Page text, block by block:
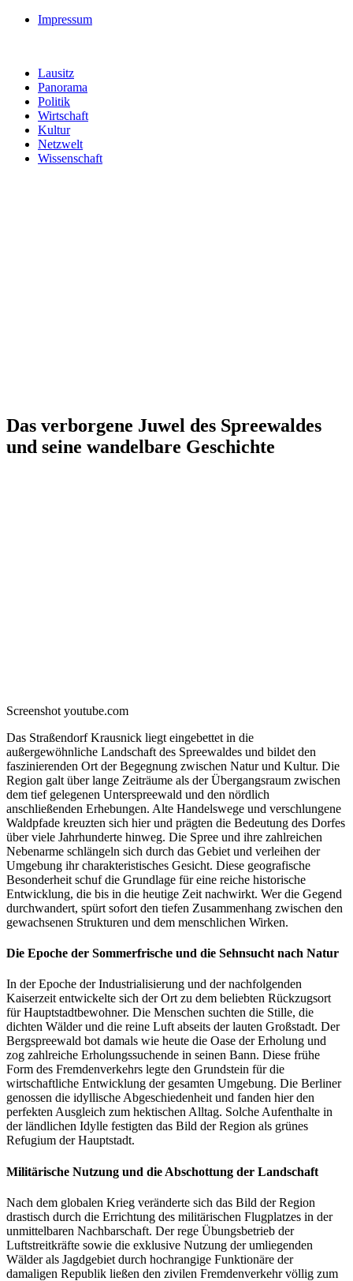
Impressum
Lausitz
Panorama
Politik
Wirtschaft
Kultur
Netzwelt
Wissenschaft
Das verborgene Juwel des Spreewaldes
und seine wandelbare Geschichte
Screenshot youtube.com
Das Straßendorf Krausnick liegt eingebettet in die
außergewöhnliche Landschaft des Spreewaldes und bildet den
faszinierenden Ort der Begegnung zwischen Natur und Kultur. Die
Region galt über lange Zeiträume als der Übergangsraum zwischen
dem tief gelegenen Unterspreewald und den nördlich
anschließenden Erhebungen. Alte Handelswege und verschlungene
Waldpfade kreuzten sich hier und prägten die Bedeutung des Dorfes
über viele Jahrhunderte hinweg. Die Spree und ihre zahlreichen
Nebenarme schlängeln sich durch das Gebiet und verleihen der
Umgebung ihr charakteristisches Gesicht. Diese geografische
Besonderheit schuf die Grundlage für eine reiche historische
Entwicklung, die bis in die heutige Zeit nachwirkt. Wer die Gegend
durchwandert, spürt sofort den tiefen Zusammenhang zwischen den
gewachsenen Strukturen und dem menschlichen Wirken.
Die Epoche der Sommerfrische und die Sehnsucht nach Natur
In der Epoche der Industrialisierung und der nachfolgenden
Kaiserzeit entwickelte sich der Ort zu dem beliebten Rückzugsort
für Hauptstadtbewohner. Die Menschen suchten die Stille, die
dichten Wälder und die reine Luft abseits der lauten Großstadt. Der
Bergspreewald bot damals wie heute die Oase der Erholung und
zog zahlreiche Erholungssuchende in seinen Bann. Diese frühe
Form des Fremdenverkehrs legte den Grundstein für die
wirtschaftliche Entwicklung der gesamten Umgebung. Die Berliner
genossen die idyllische Abgeschiedenheit und fanden hier den
perfekten Ausgleich zum hektischen Alltag. Solche Aufenthalte in
der ländlichen Idylle festigten das Bild der Region als grünes
Refugium der Hauptstadt.
Militärische Nutzung und die Abschottung der Landschaft
Nach dem globalen Krieg veränderte sich das Bild der Region
drastisch durch die Errichtung des militärischen Flugplatzes in der
unmittelbaren Nachbarschaft. Der rege Übungsbetrieb der
Luftstreitkräfte sowie die exklusive Nutzung der umliegenden
Wälder als Jagdgebiet durch hochrangige Funktionäre der
damaligen Republik ließen den zivilen Fremdenverkehr völlig zum